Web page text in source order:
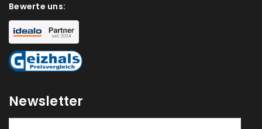
Bewerte uns:
Newsletter